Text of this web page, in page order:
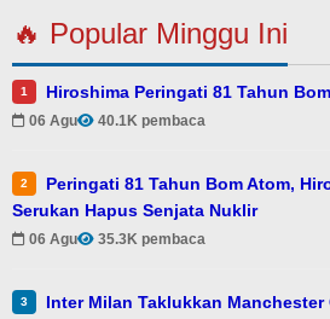
🔥 Popular Minggu Ini
1 Hiroshima Peringati 81 Tahun
06 Agu 40.1K pembaca
2
Peringati 81 Tahun Bom Atom,
Serukan Hapus Senjata Nuklir
06 Agu 35.3K pembaca
3
Inter Milan Taklukkan Manchester